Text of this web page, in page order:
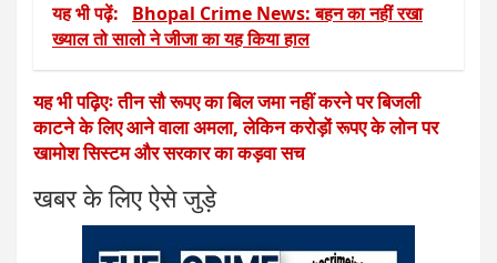
यह भी पढ़ें:
Bhopal Crime News: बहन का नहीं रखा
ख्याल तो सालो ने जीजा का यह किया हाल
यह भी पढ़िएः तीन सौ रूपए का बिल जमा नहीं करने पर बिजली
काटने के लिए आने वाला अमला, लेकिन करोड़ों रूपए के लोन पर
खामोश सिस्टम और सरकार का कड़वा सच
खबर के लिए ऐसे जुड़े